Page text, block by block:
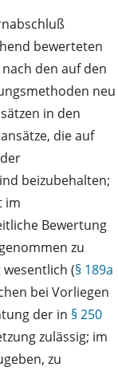
bewerteten
den auf den
neu
in den
die auf
beizubehalten;
im
Bewertung
zu
(§ 189a
bei Vorliegen
der in § 250
zulässig; im
zu